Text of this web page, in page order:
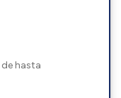
hasta